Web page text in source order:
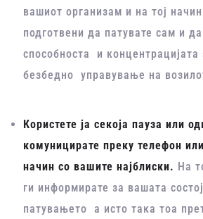
вашиот организам и на тој
подготвени да патувате сам и
способноста и концентрацијата
безбедно управување на
Користете ја секоја пауза или
комуницирате преку телефон
начин со вашите најблиски. На
ги информирате за вашата
патувањето а исто така тоа